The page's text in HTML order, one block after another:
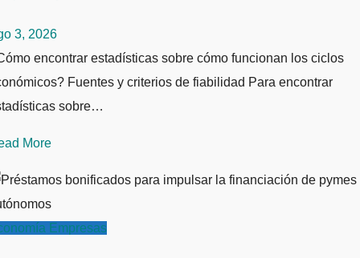
3, 2026
encontrar estadísticas sobre cómo funcionan los ciclos
Fuentes y criterios de fiabilidad Para encontrar
sobre…
More
Empresas